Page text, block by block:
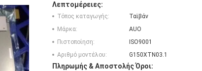
Λεπτομέρειες:
Τόπος καταγωγής:
Ταϊβάν
Μάρκα:
AUO
Πιστοποίηση:
ISO9001
Αριθμό μοντέλου:
G150XTN03.1
Πληρωμής & Αποστολής Όροι: